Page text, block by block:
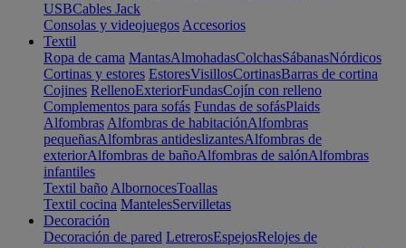
USBCables Jack
Consolas y videojuegos Accesorios
Textil
Ropa de cama MantasAlmohadasColchasSábanasNórdicos
Cortinas y estores EstoresVisillosCortinasBarras de cortina
Cojines RellenoExteriorFundasCojín con relleno
Complementos para sofás Fundas de sofásPlaids
Alfombras Alfombras de habitaciónAlfombras
pequeñasAlfombras antideslizantesAlfombras de
exteriorAlfombras de bañoAlfombras de salónAlfombras
infantiles
Textil baño AlbornocesToallas
Textil cocina MantelesServilletas
Decoración
Decoración de pared LetrerosEspejosRelojes de